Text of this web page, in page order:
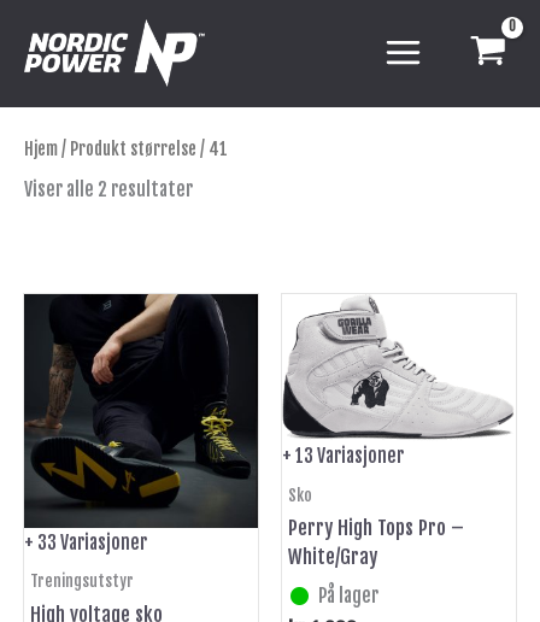
rett
Hjem/ Produkt størrelse / 41
Viser alle 2 resultater
+ 33 Variasjoner
Treningsutstyr
High voltage sko
Dette
produktet
har
flere
varianter.
Alternativene
kan
velges
på
+ 13 Variasjoner
Sko
Perry High Tops Pro –
White/Gray
På lager
Dette
produktet
har
flere
varianter.
Alternativene
på
produktsiden